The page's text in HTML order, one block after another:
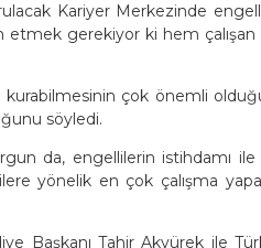
Kariyer Merkezinde
etmek gerekiyor ki hem
kurabilmesinin çok önemli
söyledi.
da, engellilerin istihdamı
yönelik en çok çalışma
Başkanı Tahir Akyürek ile